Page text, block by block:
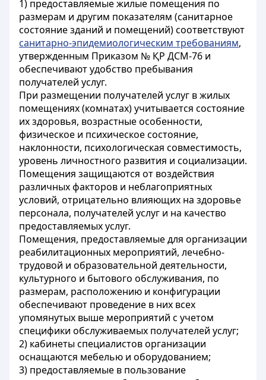
1) предоставляемые жилые помещения по
размерам и другим показателям (санитарное
состояние зданий и помещений) соответствуют
санитарно-эпидемиологическим требованиям,
утвержденным Приказом № ҚР ДСМ-76 и
обеспечивают удобство пребывания
получателей услуг.
При размещении получателей услуг в жилых
помещениях (комнатах) учитывается состояние
их здоровья, возрастные особенности,
физическое и психическое состояние,
наклонности, психологическая совместимость,
уровень личностного развития и социализации.
Помещения защищаются от воздействия
различных факторов и неблагоприятных
условий, отрицательно влияющих на здоровье
персонала, получателей услуг и на качество
предоставляемых услуг.
Помещения, предоставляемые для организации
реабилитационных мероприятий, лечебно-
трудовой и образовательной деятельности,
культурного и бытового обслуживания, по
размерам, расположению и конфигурации
обеспечивают проведение в них всех
упомянутых выше мероприятий с учетом
специфики обслуживаемых получателей услуг;
2) кабинеты специалистов организации
оснащаются мебелью и оборудованием;
3) предоставляемые в пользование